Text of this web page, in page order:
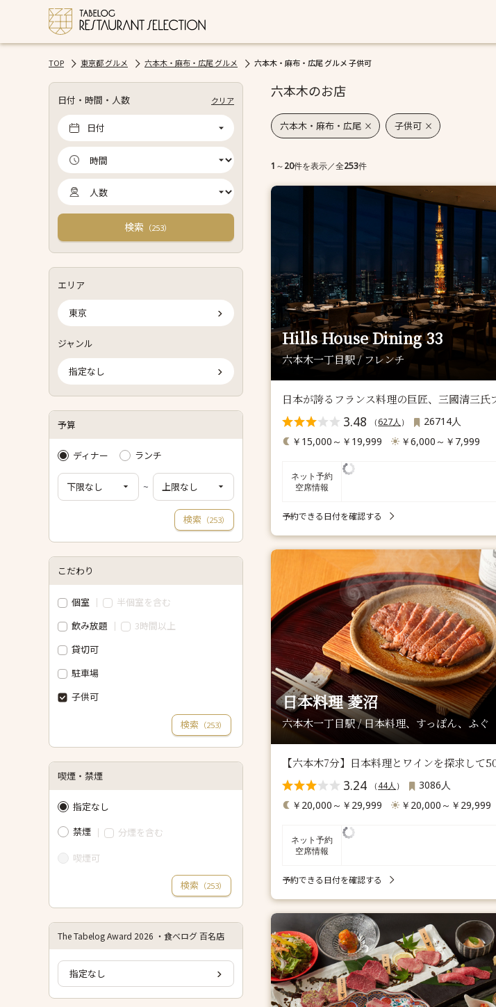
TOP 東京都 グルメ 六本木・麻布・広尾 グルメ 六本木・麻布・広尾 グルメ 子供可
日付・時間・人数 クリア
日付
検索 （253）
エリア
東京
ジャンル
指定なし
予算
ディナー ランチ
~
検索 （253）
こだわり
個室
半個室を含む
飲み放題
3時間以上
貸切可
駐車場
子供可
検索 （253）
喫煙・禁煙
指定なし
禁煙
分煙を含む
喫煙可
検索 （253）
The Tabelog Award 2026 ・食べログ 百名店
指定なし
六本木のお店
六本木・麻布・広尾 子供可
1 ～20件を表示／全253件
Hills House Dining 33
六本木一丁目駅 / フレンチ
日本が誇るフランス料理の巨匠、三國清三
3.48 （627人 ）
26714人
￥15,000～￥19,999
￥6,000～￥7,999
ネット予約
空席情報
予約できる日付を確認する
日本料理 菱沼
六本木一丁目駅 / 日本料理、すっぽん、ふぐ
【六本木7分】日本料理とワインを探求して
3.24 （44人 ）
3086人
￥20,000～￥29,999
￥20,000～￥29,999
ネット予約
空席情報
予約できる日付を確認する